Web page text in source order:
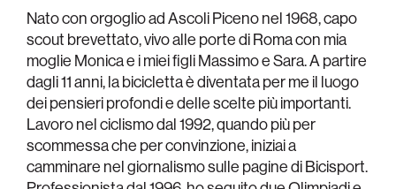
Nato con orgoglio ad Ascoli Piceno nel 1968, capo
scout brevettato, vivo alle porte di Roma con mia
moglie Monica e i miei figli Massimo e Sara. A partire
dagli 11 anni, la bicicletta è diventata per me il luogo
dei pensieri profondi e delle scelte più importanti.
Lavoro nel ciclismo dal 1992, quando più per
scommessa che per convinzione, iniziai a
camminare nel giornalismo sulle pagine di Bicisport.